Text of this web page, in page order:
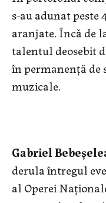
s-au adunat peste
aranjate. Încă de
talentul deosebit
în permanenţă de
muzicale.
Gabriel
derula întregul
al Operei